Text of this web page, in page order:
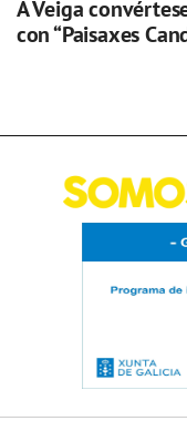
A Veiga
con “Paisaxes